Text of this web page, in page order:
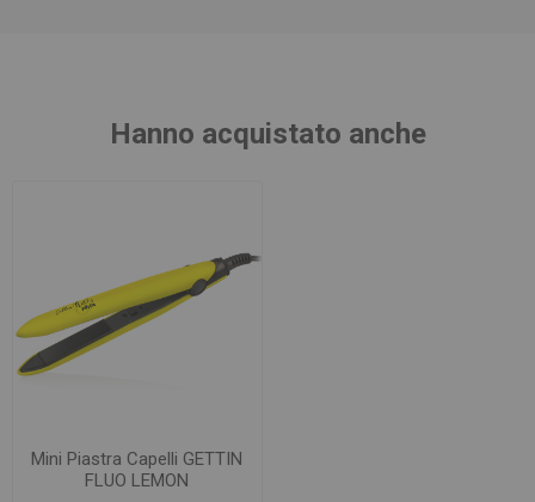
Hanno acquistato anche
Mini Piastra Capelli GETTIN
FLUO LEMON